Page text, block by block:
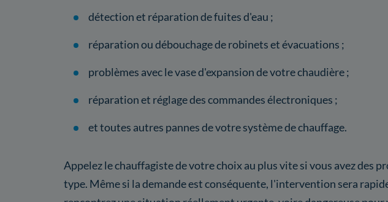
détection et réparation de fuites d'eau ;
réparation ou débouchage de robinets et évacuations ;
problèmes avec le vase d'expansion de votre chaudière ;
réparation et réglage des commandes électroniques ;
et toutes autres pannes de votre système de chauffage.
Appelez le chauffagiste de votre choix au plus vite si vous avez des
type. Même si la demande est conséquente, l'intervention sera